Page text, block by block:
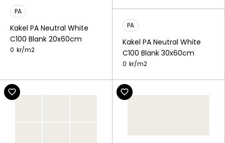
PA
Kakel PA Neutral White
C100 Blank 20x60cm
0 kr/m2
PA
Kakel PA Neutral White
C100 Blank 30x60cm
0 kr/m2